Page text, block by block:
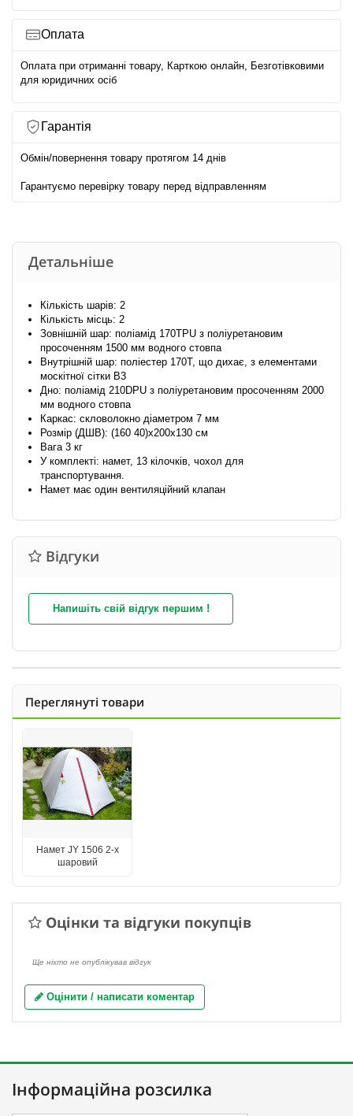
Оплата
Оплата при отриманні товару, Карткою онлайн, Безготівковими
для юридичних осіб
Гарантія
Обмін/повернення товару протягом 14 днів
Гарантуємо перевірку товару перед відправленням
Детальніше
Кількість шарів: 2
Кількість місць: 2
Зовнішній шар: поліамід 170TPU з поліуретановим
просоченням 1500 мм водного стовпа
Внутрішній шар: поліестер 170Т, що дихає, з елементами
москітної сітки В3
Дно: поліамід 210DPU з поліуретановим просоченням 2000
мм водного стовпа
Каркас: скловолокно діаметром 7 мм
Розмір (ДШВ): (160 40)х200х130 см
Вага 3 кг
У комплекті: намет, 13 кілочків, чохол для
транспортування.
Намет має один вентиляційний клапан
Відгуки
Напишіть свій відгук першим !
Переглянуті товари
Намет JY 1506 2-х
шаровий
Оцінки та відгуки покупців
Ще ніхто не опублікував відгук
Оцінити / написати коментар
Інформаційна розсилка